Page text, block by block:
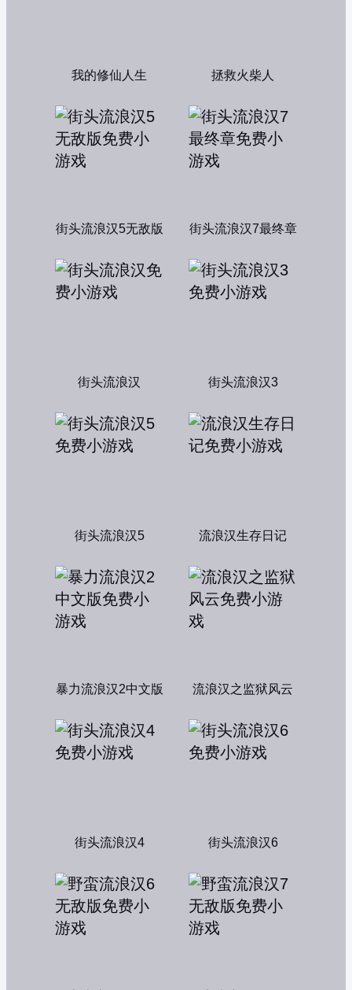
我的修仙人生 拯救火柴人
街头流浪汉5无敌版 街头流浪汉7最终章
街头流浪汉 街头流浪汉3
街头流浪汉5 流浪汉生存日记
暴力流浪汉2中文版 流浪汉之监狱风云
街头流浪汉4 街头流浪汉6